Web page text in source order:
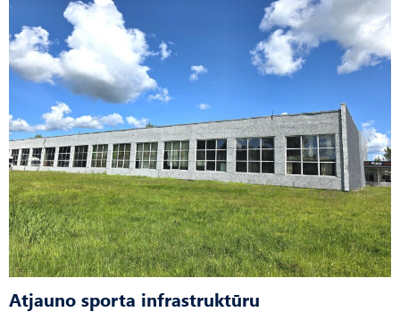
Atjauno sporta infrastruktūru